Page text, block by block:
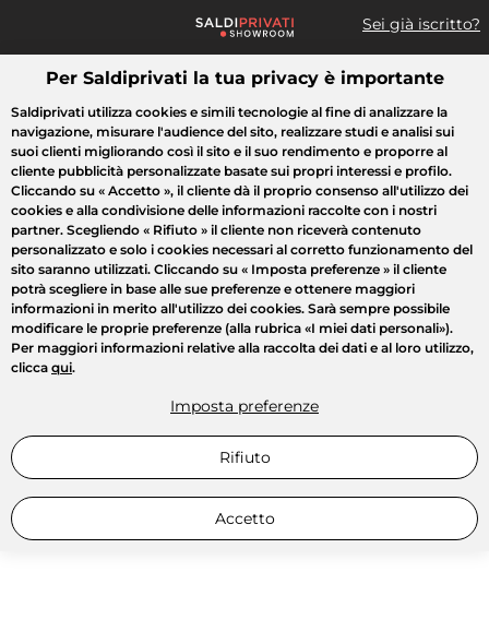
Sei già iscritto?
Cosa cerchi?
Tutte le vendite Moda Casa Bellezza Elettrodomestici
Per Saldiprivati la tua privacy è importante
Saldiprivati utilizza cookies e simili tecnologie al fine di analizzare la
navigazione, misurare l'audience del sito, realizzare studi e analisi sui
suoi clienti migliorando così il sito e il suo rendimento e proporre al
cliente pubblicità personalizzate basate sui propri interessi e profilo.
Cliccando su « Accetto », il cliente dà il proprio consenso all'utilizzo dei
cookies e alla condivisione delle informazioni raccolte con i nostri
partner. Scegliendo « Rifiuto » il cliente non riceverà contenuto
personalizzato e solo i cookies necessari al corretto funzionamento del
sito saranno utilizzati. Cliccando su « Imposta preferenze » il cliente
potrà scegliere in base alle sue preferenze e ottenere maggiori
informazioni in merito all'utilizzo dei cookies. Sarà sempre possibile
modificare le proprie preferenze (alla rubrica «I miei dati personali»).
Per maggiori informazioni relative alla raccolta dei dati e al loro utilizzo,
clicca qui.
Imposta preferenze
Rifiuto
Accetto